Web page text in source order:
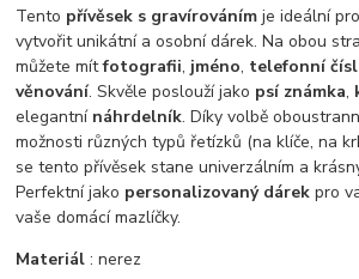
Tento přívěsek s gravírováním je ideální
vytvořit unikátní a osobní dárek. Na obou
můžete mítfotografii, jméno, telefonní
věnování. Skvěle poslouží jako psí známka,
elegantní náhrdelník. Díky volbě
možnosti různých typů řetízků (na klíče, na
se tento přívěsek stane univerzálním a
Perfektní jako personalizovaný dárek pro
vaše domácí mazlíčky.
Materiál: nerez